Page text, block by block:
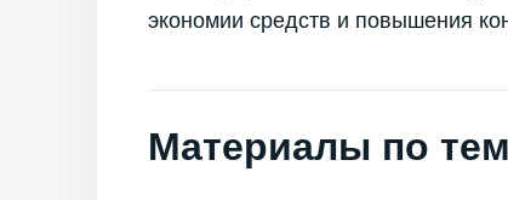
экономии средств и повышения
Материалы по